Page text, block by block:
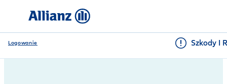
Logowanie Szkody I